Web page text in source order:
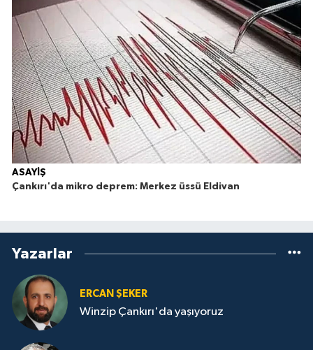
ASAYİŞ
Çankırı'da mikro deprem: Merkez üssü Eldivan
Yazarlar
ERCAN ŞEKER
Winzip Çankırı'da yaşıyoruz